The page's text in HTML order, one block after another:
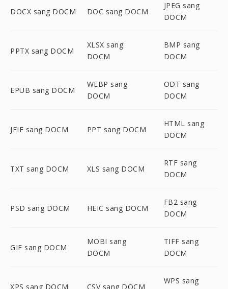
DOCX sang DOCM DOC sang DOCM
JPEG sang
DOCM
PPTX sang DOCM
XLSX sang
DOCM
BMP sang
DOCM
EPUB sang DOCM
WEBP sang
DOCM
ODT sang
DOCM
JFIF sang DOCM PPT sang DOCM
HTML sang
DOCM
TXT sang DOCM XLS sang DOCM
RTF sang
DOCM
PSD sang DOCM HEIC sang DOCM
FB2 sang
DOCM
GIF sang DOCM
MOBI sang
DOCM
TIFF sang
DOCM
XPS sang DOCM CSV sang DOCM
WPS sang